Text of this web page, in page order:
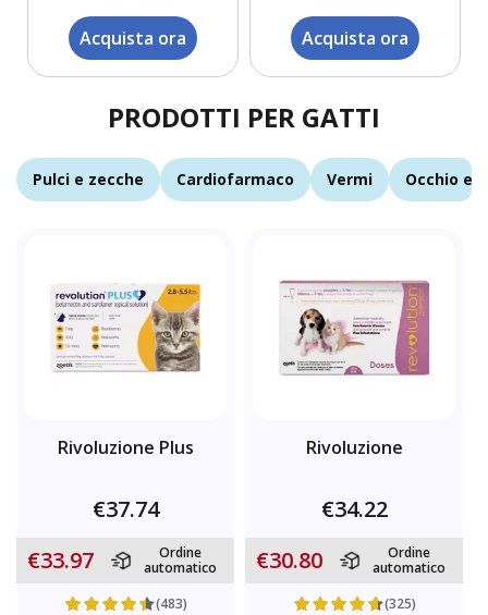
Acquista ora Acquista ora
PRODOTTI PER GATTI
Pulci e zecche Cardiofarmaco Vermi Occhio e
Rivoluzione Plus
€37.74
€33.97
Ordine
automatico
(483)
Rivoluzione
€34.22
€30.80
Ordine
automatico
(325)